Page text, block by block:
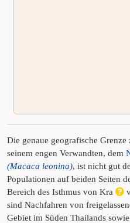
Die genaue geografische
seinem engen Verwandten, dem
(Macaca leonina), ist nicht gut
Populationen auf beiden Seiten
Bereich des Isthmus von Kra
sind Nachfahren von
Gebiet im Süden Thailands